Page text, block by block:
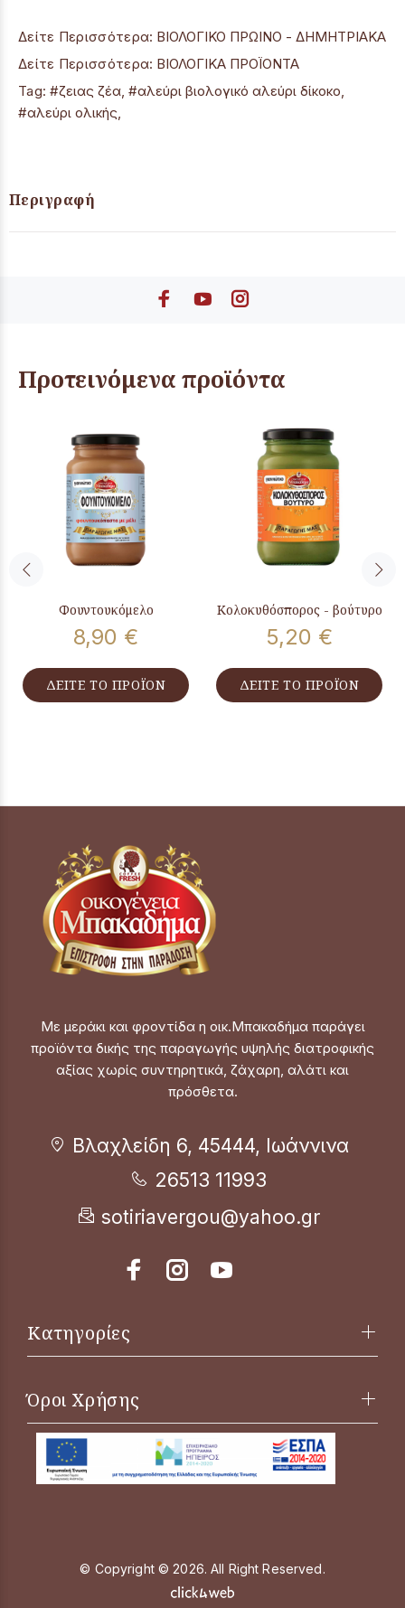
Δείτε Περισσότερα: ΒΙΟΛΟΓΙΚΟ ΠΡΩΙΝΟ - ΔΗΜΗΤΡΙΑΚΑ
Δείτε Περισσότερα: ΒΙΟΛΟΓΙΚΑ ΠΡΟΪΟΝΤΑ
Tag: #ζειας ζέα,#αλεύρι βιολογικό αλεύρι δίκοκο,
#αλεύρι ολικής,
Περιγραφή
Προτεινόμενα προϊόντα
Φουντουκόμελο
8,90 €
ΔΕΙΤΕ ΤΟ ΠΡΟΪΟΝ
Κολοκυθόσπορος - βούτυρο
5,20 €
ΔΕΙΤΕ ΤΟ ΠΡΟΪΟΝ
Με μεράκι και φροντίδα η οικ.Μπακαδήμα παράγει
προϊόντα δικής της παραγωγής υψηλής διατροφικής
αξίας χωρίς συντηρητικά, ζάχαρη, αλάτι και
πρόσθετα.
Βλαχλείδη 6, 45444, Ιωάννινα
26513 11993
sotiriavergou@yahoo.gr
Κατηγορίες
Όροι Χρήσης
© Copyright © 2026. All Right Reserved.